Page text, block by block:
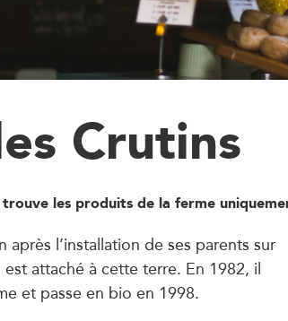
Crutins
les produits de la ferme
après l’installation de ses parents sur
est attaché à cette terre. En 1982, il
et passe en bio en 1998.